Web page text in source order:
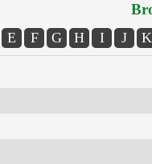
E F G H I J K